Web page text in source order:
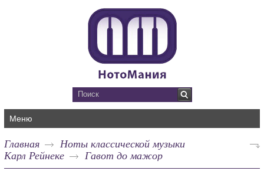
Меню
Главная
Ноты классической музыки
Карл Рейнеке
Гавот до мажор